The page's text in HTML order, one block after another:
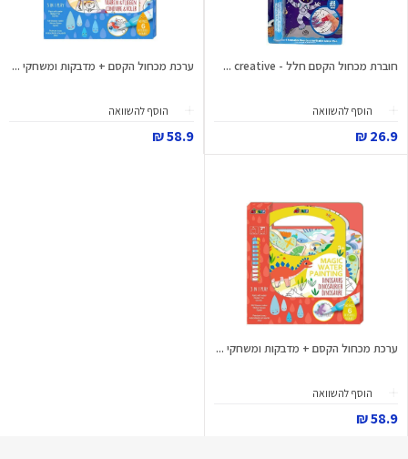
חוברת מכחול הקסם חלל - creative ...
הוסף להשוואה
26.9 ₪
ערכת מכחול הקסם + מדבקות ומשחקי ...
הוסף להשוואה
58.9 ₪
ערכת מכחול הקסם + מדבקות ומשחקי ...
הוסף להשוואה
58.9 ₪